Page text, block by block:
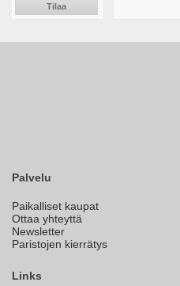
Tilaa
Palvelu
Paikalliset kaupat
Ottaa yhteyttä
Newsletter
Paristojen kierrätys
Links